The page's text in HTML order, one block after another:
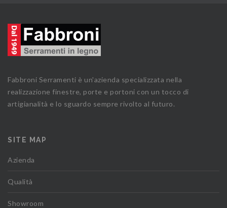
Fabbroni Serramenti è un'azienda specializzata nella
realizzazione finestre, porte e portoni con un tocco di
artigianalità e lo sguardo sempre rivolto al futuro.
SITE MAP
Azienda
Qualità
Showroom